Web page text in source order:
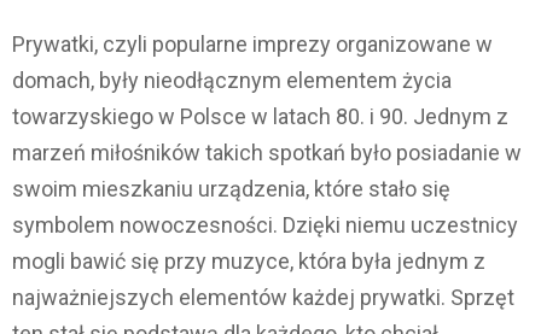
Prywatki, czyli popularne imprezy organizowane w
domach, były nieodłącznym elementem życia
towarzyskiego w Polsce w latach 80. i 90. Jednym z
marzeń miłośników takich spotkań było posiadanie w
swoim mieszkaniu urządzenia, które stało się
symbolem nowoczesności. Dzięki niemu uczestnicy
mogli bawić się przy muzyce, która była jednym z
najważniejszych elementów każdej prywatki. Sprzęt